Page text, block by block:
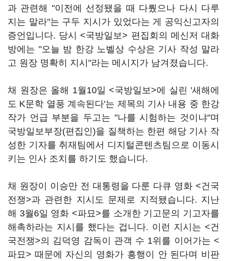
과 관련해 "이전에 선정됐을 때 다뤘으나 다시 다루
지는 말라"는 구두 지시가 있었다는 게 공익신고자의
증언입니다. 당시 <국방일보> 편집회의 메신저 대화
방에는 "오늘 밤 한강 노벨상 수상은 기사 작성 말라
고 원장 명확히 지시"라는 메시지가 남겨졌습니다.
채 원장은 올해 1월10일 <국방일보>에 실린 '새해에
도 K문학 열풍 계속된다'는 제목의 기사 내용 중 한강
작가 언급 부분을 두고는 "나를 시험하는 것이냐"며
국방일보부장(편집인)을 질책하는 한편 해당 기사 작
성한 기자를 취재팀에서 디지털콘텐츠팀으로 이동시
키는 인사 조치를 하기도 했습니다.
채 원장이 이승만 전 대통령을 다룬 다큐 영화 <건국
전쟁>과 관련한 지시도 문제로 지적됐습니다. 지난
해 3월6일 영화 <파묘>를 소개한 기고문의 기고자를
해촉하라는 지시를 했다는 겁니다. 이런 지시는 <건
국전쟁>의 김덕영 감독이 관객 수 1위를 이어가는 <
파묘> 때문에 자신의 영화가 흥행이 안 된다며 비판